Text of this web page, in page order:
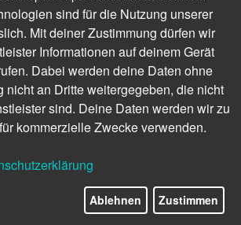
Da dieser Wunsch nicht verkehrt
völlig richtig. Denn der Deckel,
Innovationsstreben legt, kann
Erfolg gefährlich werden.
die eigentlich Vorwände sind, sich
zu Einstellungen oder gar
sollten die Alarmglocken
Siegel, Gründer und
des Druckereisoftware-
, stellt sie am Ende dieses Beitrags
sind für die Nutzung unserer
Mit deiner Zustimmung dürfen wir
Informationen auf deinem Gerät
Dabei werden deine Daten ohne
an Dritte weitergegeben, die nicht
sind. Deine Daten werden wir zu
kommerzielle Zwecke verwenden.
Ablehnen Zustimmen